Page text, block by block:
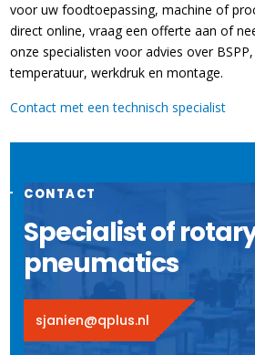
voor uw foodtoepassing, machine of
direct online, vraag een offerte aan of
onze specialisten voor advies over
temperatuur, werkdruk en montage.
Contact met een technisch specialist
CONTACT
Specialist of
pneumatics
sjanien@qplus.nl